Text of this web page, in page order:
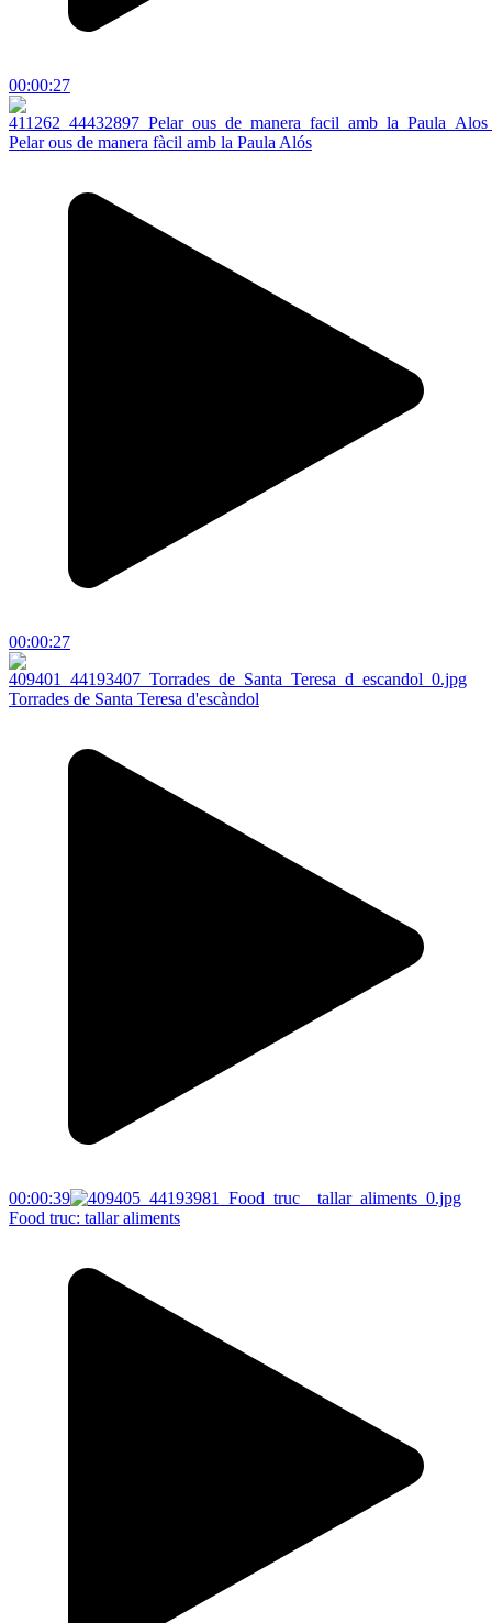
00:00:27
Pelar ous de manera fàcil amb la Paula Alós
00:00:27
Torrades de Santa Teresa d'escàndol
00:00:39
Food truc: tallar aliments